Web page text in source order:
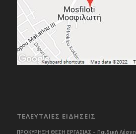
ΤΕΛΕΥΤΑΙΕΣ ΕΙΔΗΣΕΙΣ
ΠΡΟΚΥΡΗΞΗ ΘΕΣΗ ΕΡΓΑΣΙΑΣ – Παιδική